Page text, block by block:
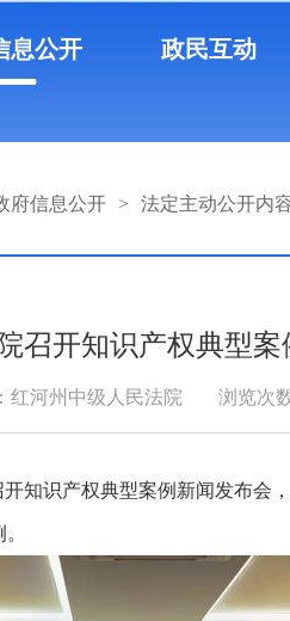
息公开 政民互动
府信息公开 > 法定主动公开内
召开知识产权典型
红河州中级人民法院 浏览次
识产权典型案例新闻发布会